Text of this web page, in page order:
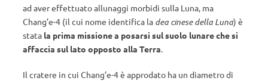
ad aver effettuato allunaggi morbidi sulla Luna, ma
Chang’e-4 (il cui nome identifica la dea cinese della Luna) è
stata la prima missione a posarsi sul suolo lunare che si
affaccia sul lato opposto alla Terra.
Il cratere in cui Chang’e-4 è approdato ha un diametro di